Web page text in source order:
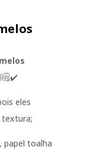
eles
textura;
papel toalha